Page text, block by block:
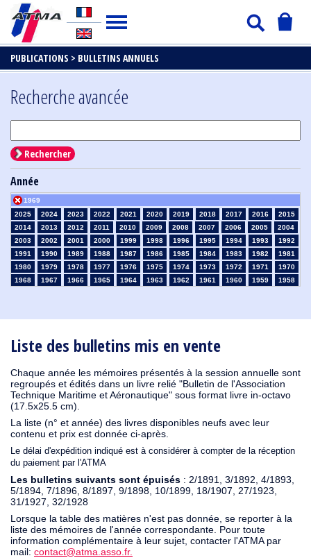
PUBLICATIONS > BULLETINS ANNUELS
Liste des bulletins mis en vente
Chaque année les mémoires présentés à la session annuelle sont
regroupés et édités dans un livre relié "Bulletin de l'Association
Technique Maritime et Aéronautique" sous format livre in-octavo
(17.5x25.5 cm).
La liste (n° et année) des livres disponibles neufs avec leur
contenu et prix est donnée ci-après.
Le délai d'expédition indiqué est à considérer à compter de la réception
du paiement par l'ATMA
Les bulletins suivants sont épuisés : 2/1891, 3/1892, 4/1893,
5/1894, 7/1896, 8/1897, 9/1898, 10/1899, 18/1907, 27/1923,
31/1927, 32/1928
Lorsque la table des matières n'est pas donnée, se reporter à la
liste des mémoires de l'année correspondante. Pour toute
information complémentaire à leur sujet, contacter l'ATMA par
mail: contact@atma.asso.fr.
Recherche avancée
Rechercher
Année
2025 2024 2023 2022 2021 2020 2019 2018 2017 2016
2015
2014
2013 2012 2011 2010 2009 2008 2007 2006 2005
2004
2003
2002 2001 2000 1999 1998 1996 1995 1994 1993
1992
1991
1990 1989 1988 1987 1986 1985 1984 1983 1982
1981
1980
1979 1978 1977 1976 1975 1974 1973 1972 1971 1970
1969
1968 1967 1966 1965 1964 1963 1962 1961 1960 1959
1958
1930
1929 1926 1925 1924 1915 1914 1913 1912 1911
1910